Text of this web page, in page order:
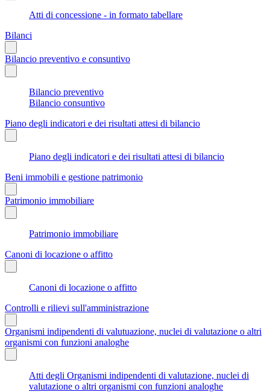
Atti di concessione - in formato tabellare
Bilanci
Bilancio preventivo e consuntivo
Bilancio preventivo
Bilancio consuntivo
Piano degli indicatori e dei risultati attesi di bilancio
Piano degli indicatori e dei risultati attesi di bilancio
Beni immobili e gestione patrimonio
Patrimonio immobiliare
Patrimonio immobiliare
Canoni di locazione o affitto
Canoni di locazione o affitto
Controlli e rilievi sull'amministrazione
Organismi indipendenti di valutuazione, nuclei di valutazione o altri
organismi con funzioni analoghe
Atti degli Organismi indipendenti di valutazione, nuclei di
valutazione o altri organismi con funzioni analoghe